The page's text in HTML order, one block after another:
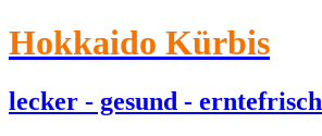
Hokkaido Kürbis
lecker - gesund - erntefrisch